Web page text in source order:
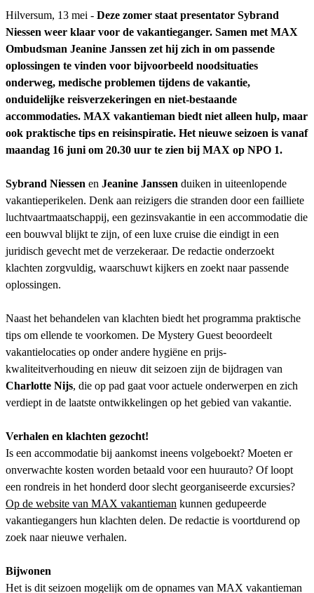
Hilversum, 13 mei - Deze zomer staat presentator Sybrand
Niessen weer klaar voor de vakantieganger. Samen met MAX
Ombudsman Jeanine Janssen zet hij zich in om passende
oplossingen te vinden voor bijvoorbeeld noodsituaties
onderweg, medische problemen tijdens de vakantie,
onduidelijke reisverzekeringen en niet-bestaande
accommodaties. MAX vakantieman biedt niet alleen hulp, maar
ook praktische tips en reisinspiratie. Het nieuwe seizoen is vanaf
maandag 16 juni om 20.30 uur te zien bij MAX op NPO 1.
Sybrand Niessen en Jeanine Janssen duiken in uiteenlopende
vakantieperikelen. Denk aan reizigers die stranden door een failliete
luchtvaartmaatschappij, een gezinsvakantie in een accommodatie die
een bouwval blijkt te zijn, of een luxe cruise die eindigt in een
juridisch gevecht met de verzekeraar. De redactie onderzoekt
klachten zorgvuldig, waarschuwt kijkers en zoekt naar passende
oplossingen.
Naast het behandelen van klachten biedt het programma praktische
tips om ellende te voorkomen. De Mystery Guest beoordeelt
vakantielocaties op onder andere hygiëne en prijs-
kwaliteitverhouding en nieuw dit seizoen zijn de bijdragen van
Charlotte Nijs, die op pad gaat voor actuele onderwerpen en zich
verdiept in de laatste ontwikkelingen op het gebied van vakantie.
Verhalen en klachten gezocht!
Is een accommodatie bij aankomst ineens volgeboekt? Moeten er
onverwachte kosten worden betaald voor een huurauto? Of loopt
een rondreis in het honderd door slecht georganiseerde excursies?
Op de website van MAX vakantieman kunnen gedupeerde
vakantiegangers hun klachten delen. De redactie is voortdurend op
zoek naar nieuwe verhalen.
Bijwonen
Het is dit seizoen mogelijk om de opnames van MAX vakantieman